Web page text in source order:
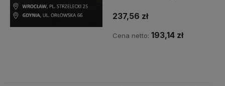
237,56 zł
Cena netto: 193,14 zł